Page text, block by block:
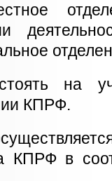
на
КПРФ.
КПРФ в